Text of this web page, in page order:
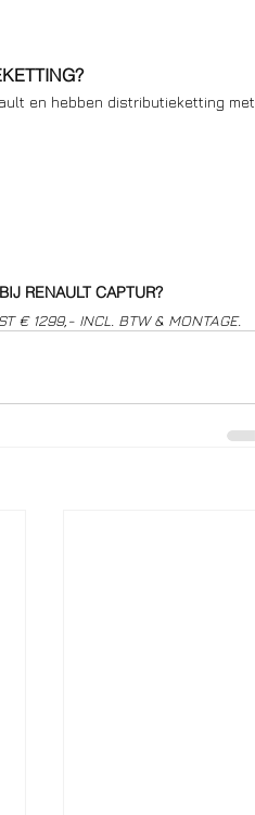
en hebben distributieketting met
RENAULT CAPTUR?
€ 1299,- INCL. BTW & MONTAGE.